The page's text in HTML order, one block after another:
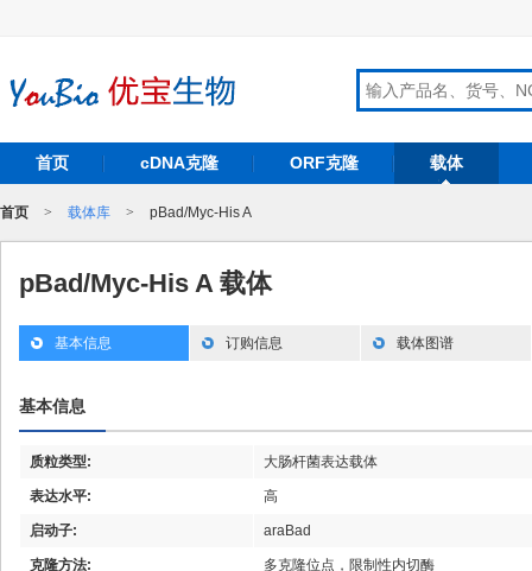
首页 cDNA克隆 ORF克隆 载体
首页 > 载体库 > pBad/Myc-His A
pBad/Myc-His A 载体
基本信息 订购信息 载体图谱
基本信息
质粒类型: 大肠杆菌表达载体
表达水平: 高
启动子: araBad
克隆方法: 多克隆位点，限制性内切酶